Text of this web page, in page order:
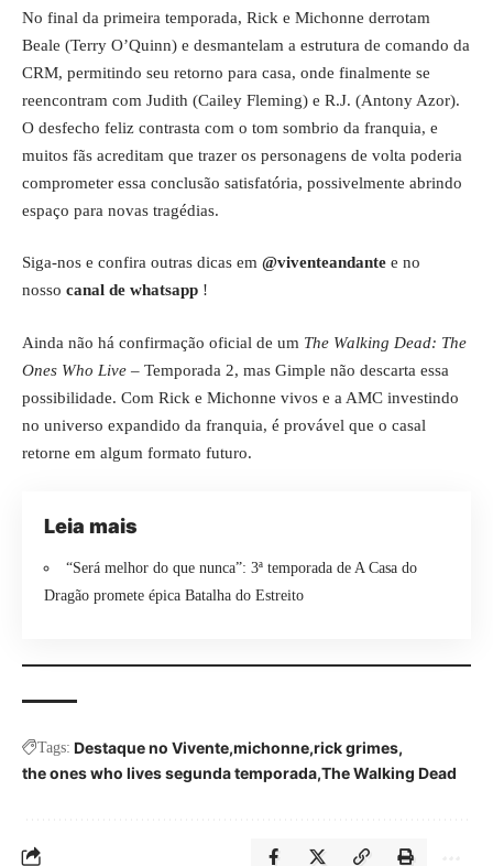
No final da primeira temporada, Rick e Michonne derrotam
Beale (Terry O’Quinn) e desmantelam a estrutura de comando da
CRM, permitindo seu retorno para casa, onde finalmente se
reencontram com Judith (Cailey Fleming) e R.J. (Antony Azor).
O desfecho feliz contrasta com o tom sombrio da franquia, e
muitos fãs acreditam que trazer os personagens de volta poderia
comprometer essa conclusão satisfatória, possivelmente abrindo
espaço para novas tragédias.
Siga-nos e confira outras dicas em @viventeandante e no
nosso canal de whatsapp !
Ainda não há confirmação oficial de um The Walking Dead: The
Ones Who Live – Temporada 2, mas Gimple não descarta essa
possibilidade. Com Rick e Michonne vivos e a AMC investindo
no universo expandido da franquia, é provável que o casal
retorne em algum formato futuro.
Leia mais
“Será melhor do que nunca”: 3ª temporada de A Casa do
Dragão promete épica Batalha do Estreito
Tags: Destaque no Vivente michonne rick grimes
the ones who lives segunda temporada The Walking Dead